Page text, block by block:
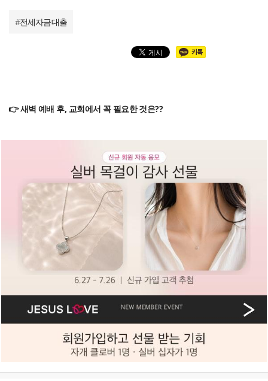
#전세자금대출
👉 새벽 예배 후, 교회에서 꼭 필요한 것은??